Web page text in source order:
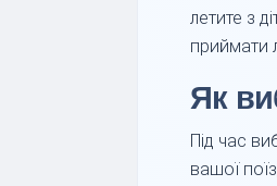
летите з
приймати
Як
Під час
вашої